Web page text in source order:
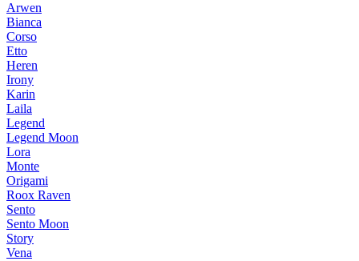
Arwen
Bianca
Corso
Etto
Heren
Irony
Karin
Laila
Legend
Legend Moon
Lora
Monte
Origami
Roox Raven
Sento
Sento Moon
Story
Vena